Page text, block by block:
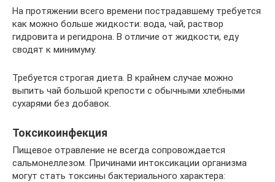
На протяжении всего времени пострадавшему требуется
как можно больше жидкости: вода, чай, раствор
гидровита и регидрона. В отличие от жидкости, еду
сводят к минимуму.
Требуется строгая диета. В крайнем случае можно
выпить чай большой крепости с обычными хлебными
сухарями без добавок.
Токсикоинфекция
Пищевое отравление не всегда сопровождается
сальмонеллезом. Причинами интоксикации организма
могут стать токсины бактериального характера: